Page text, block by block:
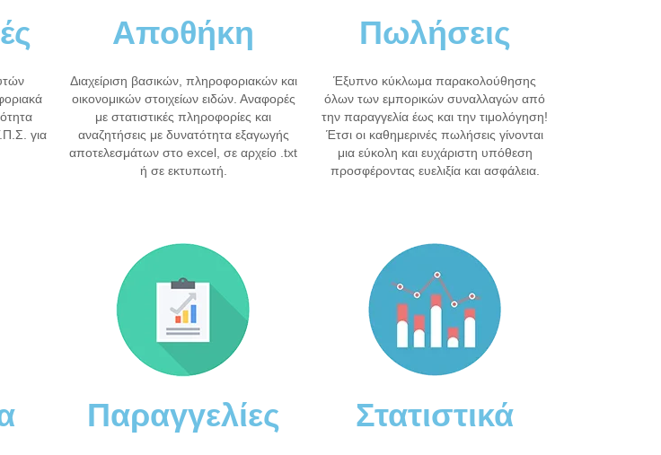
για
Αποθήκη
Διαχείριση βασικών, πληροφοριακών και
οικονομικών στοιχείων ειδών. Αναφορές
με στατιστικές πληροφορίες και
αναζητήσεις με δυνατότητα εξαγωγής
αποτελεσμάτων στο excel, σε αρχείο .txt
ή σε εκτυπωτή.
Πωλήσεις
Έξυπνο κύκλωμα παρακολούθησης
όλων των εμπορικών συναλλαγών από
την παραγγελία έως και την τιμολόγηση!
Έτσι οι καθημερινές πωλήσεις γίνονται
μια εύκολη και ευχάριστη υπόθεση
προσφέροντας ευελιξία και ασφάλεια.
Παραγγελίες Στατιστικά